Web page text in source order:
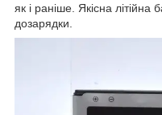
як і раніше. Якісна літійна
дозарядки.